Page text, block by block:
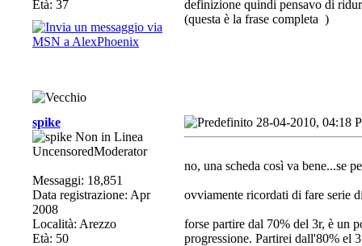
Età: 37
definizione quindi pensavo di
(questa è la frase completa )
spike
UncensoredModerator
Messaggi: 18,851
Data registrazione: Apr
2008
Località: Arezzo
Età: 50
28-04-2010, 04:18
no, una scheda così va bene...se
ovviamente ricordati di fare serie
forse partire dal 70% del 3r, è un
progressione. Partirei dall'80% el